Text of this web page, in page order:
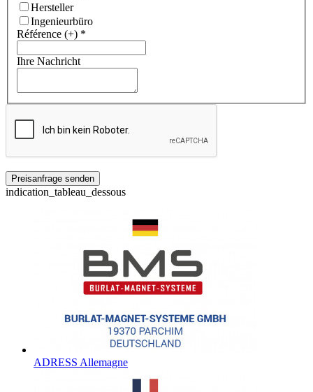
Hersteller
Ingenieurbüro
Référence (+) *
Ihre Nachricht
indication_tableau_dessous
ADRESS Allemagne